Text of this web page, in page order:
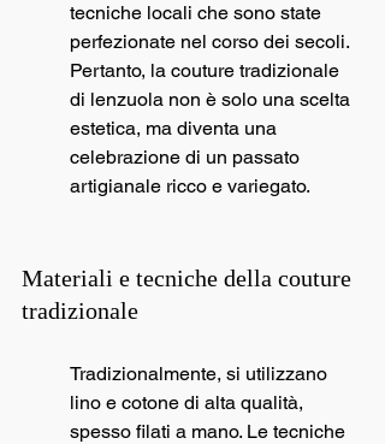
tecniche locali che sono state
perfezionate nel corso dei secoli.
Pertanto, la couture tradizionale
di lenzuola non è solo una scelta
estetica, ma diventa una
celebrazione di un passato
artigianale ricco e variegato.
Materiali e tecniche della couture
tradizionale
Tradizionalmente, si utilizzano
lino e cotone di alta qualità,
spesso filati a mano. Le tecniche